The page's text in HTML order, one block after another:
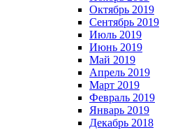
Октябрь 2019
Сентябрь 2019
Июль 2019
Июнь 2019
Май 2019
Апрель 2019
Март 2019
Февраль 2019
Январь 2019
Декабрь 2018